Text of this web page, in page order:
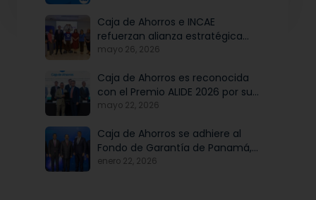
Caja de Ahorros e INCAE
refuerzan alianza estratégica
para potenciar el talento y la
mayo 26, 2026
Caja de Ahorros es reconocida
con el Premio ALIDE 2026 por su
Programa de Educación
mayo 22, 2026
Caja de Ahorros se adhiere al
Fondo de Garantía de Panamá,
iniciativa articulada por Banco
enero 22, 2026